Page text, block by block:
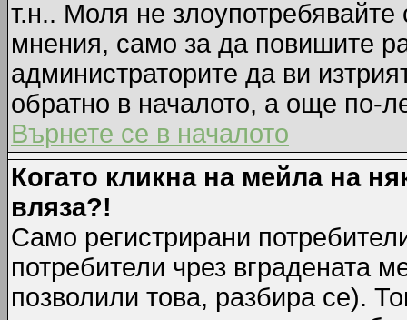
т.н.. Моля не
мнения, само за да повишите
администраторите да ви
обратно в началото, а още по-
Върнете се в началото
Когато кликна на мейла на
вляза?!
Само регистрирани
потребители чрез вградената
позволили това, разбира се).